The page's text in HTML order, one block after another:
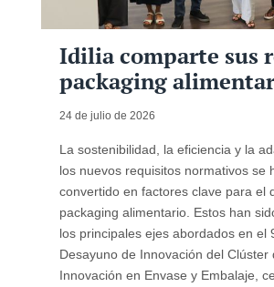
Idilia comparte sus
packaging
24 de julio de 2026
La sostenibilidad, la eficiencia y la
los nuevos requisitos normativos se
convertido en factores clave para el
packaging alimentario. Estos han
los principales ejes abordados en el
Desayuno de Innovación del Clúster
Innovación en Envase y Embalaje,